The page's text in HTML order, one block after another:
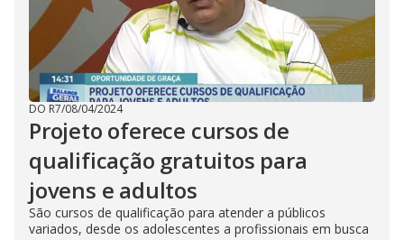
DO R7/08/04/2024
Projeto oferece cursos de
qualificação gratuitos para
jovens e adultos
São cursos de qualificação para atender a públicos
variados, desde os adolescentes a profissionais em busca